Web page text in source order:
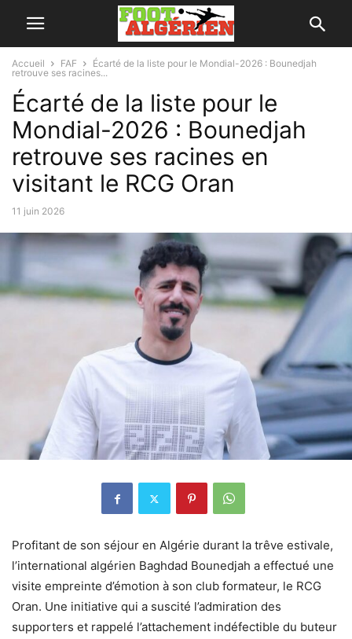
Accueil FAF
Écarté de la liste pour le Mondial-2026 : Bounedjah
retrouve ses racines...
Écarté de la liste pour le
Mondial-2026 : Bounedjah
retrouve ses racines en
visitant le RCG Oran
11 juin 2026
Profitant de son séjour en Algérie durant la trêve estivale,
l’international algérien Baghdad Bounedjah a effectué une
visite empreinte d’émotion à son club formateur, le RCG
Oran. Une initiative qui a suscité l’admiration des
supporters et rappelé l’attachement indéfectible du buteur